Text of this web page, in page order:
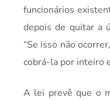
funcionários
depois de quitar a
“Se isso não
cobrá-la por inteiro
A lei prevê que o